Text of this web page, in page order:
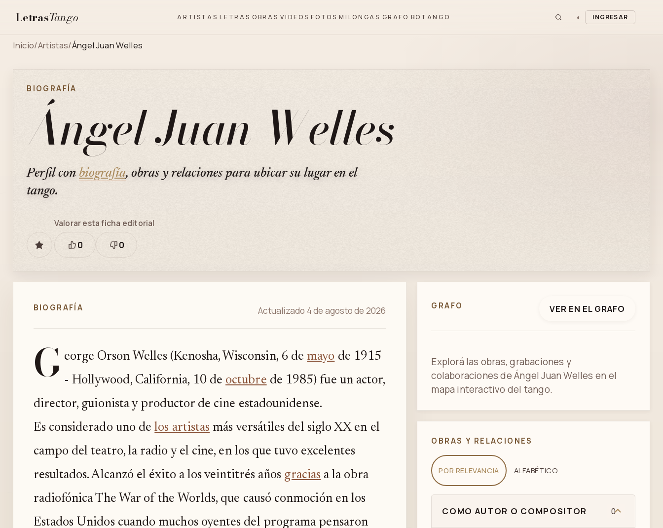
LetrasTango ARTISTAS LETRAS OBRAS VIDEOS FOTOS MILONGAS GRAFO BOTANGO ◐ INGRESAR
Inicio/Artistas/Ángel Juan Welles
BIOGRAFÍA
Ángel Juan Welles
Perfil con biografía, obras y relaciones para ubicar su lugar en el
tango.
GUARDAR
Valorar esta ficha editorial
Está
0
Necesita
0
BIOGRAFÍA Actualizado 4 de agosto de 2026
G eorge Orson Welles (Kenosha, Wisconsin, 6 de mayo de 1915
- Hollywood, California, 10 de octubre de 1985) fue un actor,
director, guionista y productor de cine estadounidense.
Es considerado uno delos artistas más versátiles del siglo XX en el
campo del teatro, la radio y el cine, en los que tuvo excelentes
resultados. Alcanzó el éxito a los veintitrés años gracias a la obra
radiofónica The War of the Worlds, que causó conmoción en los
Estados Unidos cuando muchos oyentes del programa pensaron
GRAFO VER EN EL GRAFO
Explorá las obras, grabaciones y
colaboraciones de Ángel Juan Welles en el
mapa interactivo del tango.
OBRAS Y RELACIONES
POR RELEVANCIA ALFABÉTICO
COMO AUTOR O COMPOSITOR 0